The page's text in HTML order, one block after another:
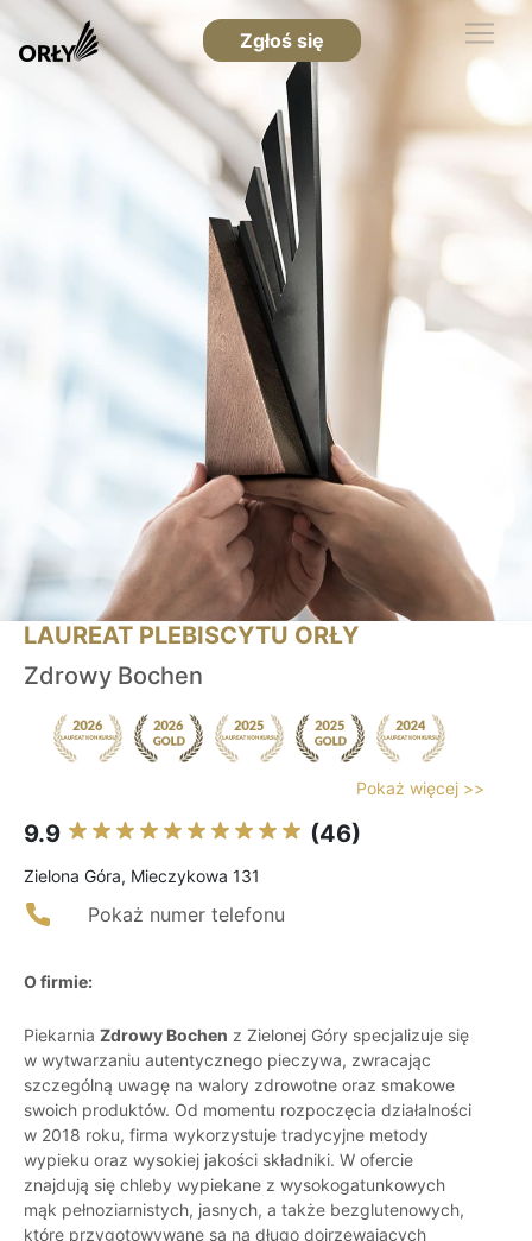
Zgłoś się
LAUREAT PLEBISCYTU ORŁY
Zdrowy Bochen
Pokaż więcej >>
9.9 (46)
Zielona Góra, Mieczykowa 131
Pokaż numer telefonu
O firmie:
Piekarnia Zdrowy Bochen z Zielonej Góry specjalizuje się
w wytwarzaniu autentycznego pieczywa, zwracając
szczególną uwagę na walory zdrowotne oraz smakowe
swoich produktów. Od momentu rozpoczęcia działalności
w 2018 roku, firma wykorzystuje tradycyjne metody
wypieku oraz wysokiej jakości składniki. W ofercie
znajdują się chleby wypiekane z wysokogatunkowych
mąk pełnoziarnistych, jasnych, a także bezglutenowych,
które przygotowywane są na długo dojrzewających